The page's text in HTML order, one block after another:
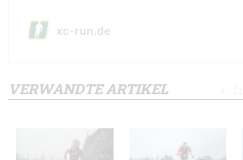
VERWANDTE ARTIKEL